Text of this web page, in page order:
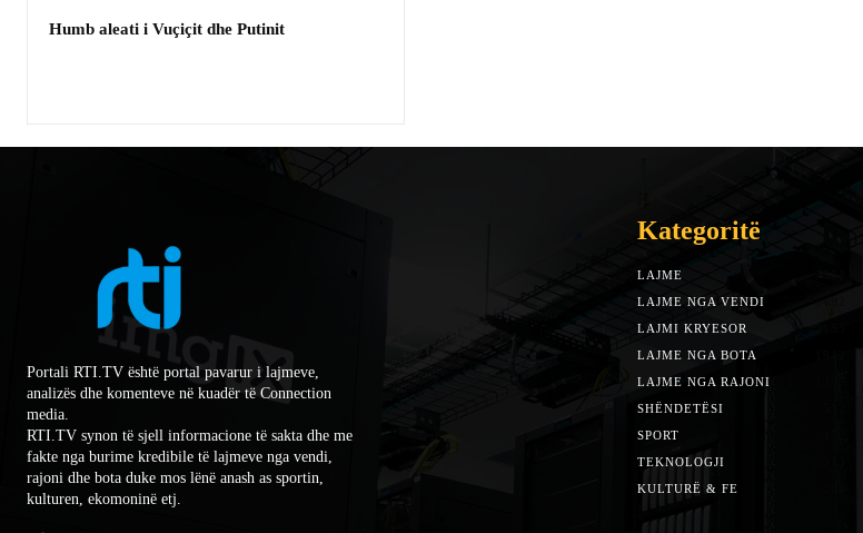
Humb aleati i Vuçiçit dhe Putinit
Portali RTI.TV është portal pavarur i lajmeve,
analizës dhe komenteve në kuadër të Connection
media.
RTI.TV synon të sjell informacione të sakta dhe me
fakte nga burime kredibile të lajmeve nga vendi,
rajoni dhe bota duke mos lënë anash as sportin,
kulturen, ekomoninë etj.
Kategoritë
LAJME
LAJME NGA VENDI
LAJMI KRYESOR
LAJME NGA BOTA
LAJME NGA RAJONI
SHËNDETËSI
SPORT
TEKNOLOGJI
KULTURË & FE